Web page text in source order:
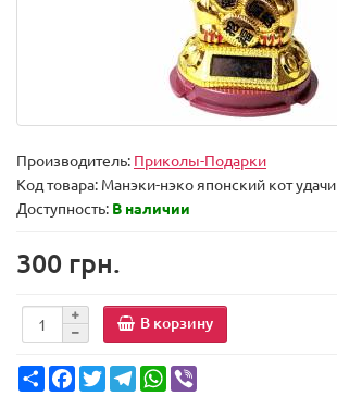
Производитель: Приколы-Подарки
Код товара: Манэки-нэко японский кот удачи
Доступность: В наличии
300 грн.
В корзину
Share FacebookTwitterTelegramWhatsApp